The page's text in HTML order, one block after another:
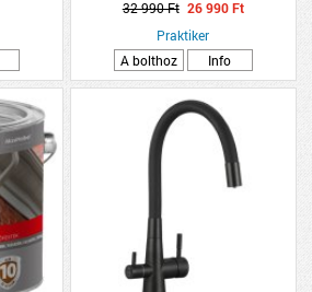
ZUHANYFEJ
32 990 Ft 26 990 Ft
Praktiker
A bolthoz
Info